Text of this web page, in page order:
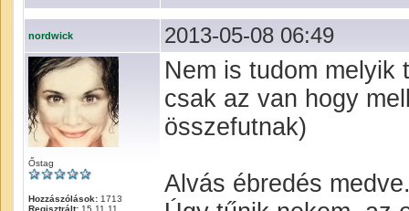
nordwick 2013-05-08 06:49
Őstag
Hozzászólások: 1713
Nem is tudom melyik
csak az van hogy
összefutnak)
Alvás ébredés